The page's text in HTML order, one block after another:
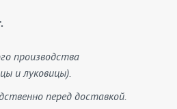
производства
и луковицы).
перед доставкой.